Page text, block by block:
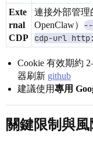
Exte
rnal
CDP
連接外部管理
OpenClaw） --
cdp-url
Cookie 有效期約
器刷新 github
建議使用專用
關鍵限制與風